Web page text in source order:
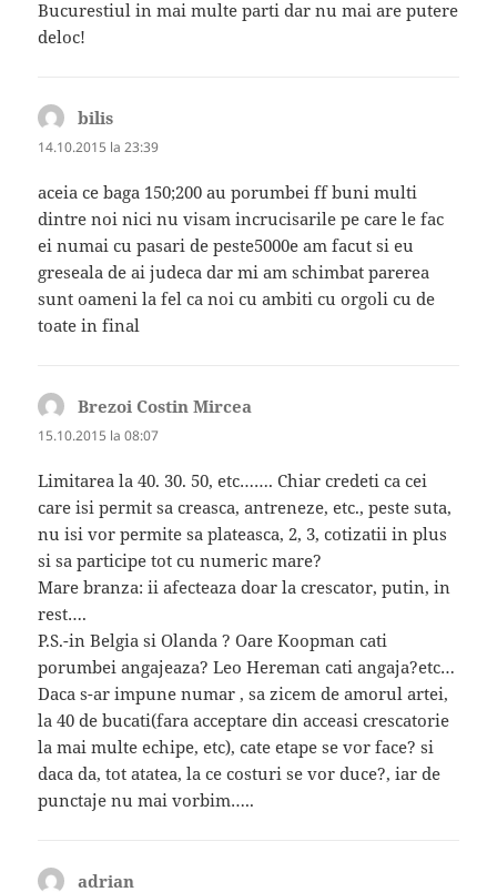
Bucurestiul in mai multe parti dar nu mai are putere
deloc!
bilis
14.10.2015 la 23:39
aceia ce baga 150;200 au porumbei ff buni multi
dintre noi nici nu visam incrucisarile pe care le fac
ei numai cu pasari de peste5000e am facut si eu
greseala de ai judeca dar mi am schimbat parerea
sunt oameni la fel ca noi cu ambiti cu orgoli cu de
toate in final
Brezoi Costin Mircea
15.10.2015 la 08:07
Limitarea la 40. 30. 50, etc……. Chiar credeti ca cei
care isi permit sa creasca, antreneze, etc., peste suta,
nu isi vor permite sa plateasca, 2, 3, cotizatii in plus
si sa participe tot cu numeric mare?
Mare branza: ii afecteaza doar la crescator, putin, in
rest….
P.S.-in Belgia si Olanda ? Oare Koopman cati
porumbei angajeaza? Leo Hereman cati angaja?etc…
Daca s-ar impune numar , sa zicem de amorul artei,
la 40 de bucati(fara acceptare din acceasi crescatorie
la mai multe echipe, etc), cate etape se vor face? si
daca da, tot atatea, la ce costuri se vor duce?, iar de
punctaje nu mai vorbim…..
adrian